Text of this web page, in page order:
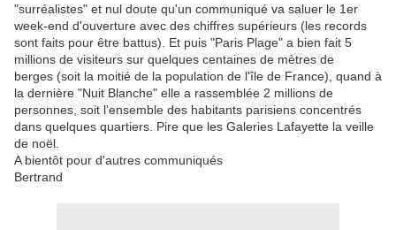
"surréalistes" et nul doute qu'un communiqué va saluer le 1er
week-end d'ouverture avec des chiffres supérieurs (les records
sont faits pour être battus). Et puis "Paris Plage" a bien fait 5
millions de visiteurs sur quelques centaines de mètres de
berges (soit la moitié de la population de l'île de France), quand à
la dernière "Nuit Blanche" elle a rassemblée 2 millions de
personnes, soit l'ensemble des habitants parisiens concentrés
dans quelques quartiers. Pire que les Galeries Lafayette la veille
de noël.
A bientôt pour d'autres communiqués
Bertrand